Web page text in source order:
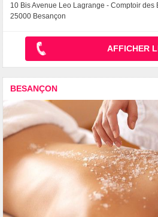
10 Bis Avenue Leo Lagrange - Comptoir des
25000 Besançon
AFFICHER
BESANÇON